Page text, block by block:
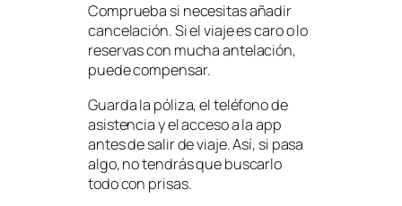
Comprueba si necesitas añadir
cancelación. Si el viaje es caro o lo
reservas con mucha antelación,
puede compensar.
Guarda la póliza, el teléfono de
asistencia y el acceso a la app
antes de salir de viaje. Así, si pasa
algo, no tendrás que buscarlo
todo con prisas.